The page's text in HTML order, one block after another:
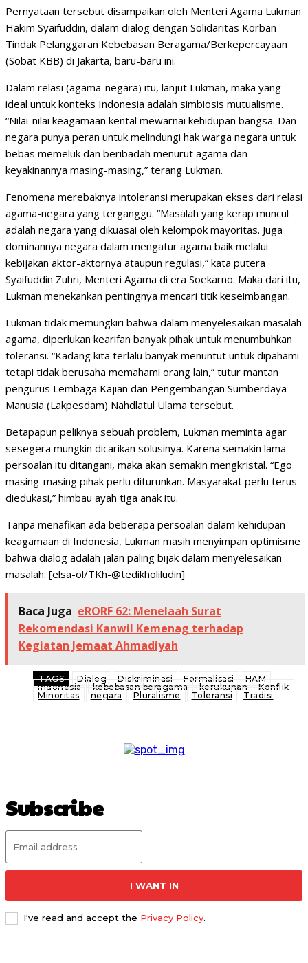
Pernyataan tersebut disampaikan oleh Menteri Agama Lukman
Hakim Syaifuddin, dalam dialog dengan Solidaritas Korban
Tindak Pelanggaran Kebebasan Beragama/Berkepercayaan
(Sobat KBB) di Jakarta, baru-baru ini.
Dalam relasi (agama-negara) itu, lanjut Lukman, maka yang
ideal untuk konteks Indonesia adalah simbiosis mutualisme.
“Nilai-nilai keagamaan kental mewarnai kehidupan bangsa. Dan
negara punya peran untuk melindungi hak warga negara untuk
bebas memeluk dan beribadah menurut agama dan
keyakinannya masing-masing,” terang Lukman.
Fenomena merebaknya intoleransi merupakan ekses dari relasi
agama-negara yang terganggu. “Masalah yang kerap muncul
adalah negara yang dikuasai oleh kelompok mayoritas. Juga
dominannya negara dalam mengatur agama baik melalui
kebijakan aktor-aktornya ataupun regulasi,” kata putera
Syaifuddin Zuhri, Menteri Agama di era Soekarno. Maka dari itu,
Lukman menekankan pentingnya mencari titik keseimbangan.
Lukman tidak memungkiri bahwa dalam menyelesaikan masalah
agama, diperlukan kearifan banyak pihak untuk menumbuhkan
toleransi. “Kadang kita terlalu banyak menuntut untuk dipahami
tetapi tidak berusaha memahami orang lain,” tutur mantan
pengurus Lembaga Kajian dan Pengembangan Sumberdaya
Manusia (Lakpesdam) Nahdlatul Ulama tersebut.
Betapapun peliknya sebuah problem, Lukman meminta agar
sesegera mungkin dicarikan solusinya. Karena semakin lama
persoalan itu ditangani, maka akan semakin mengkristal. “Ego
masing-masing pihak perlu diturunkan. Masyarakat perlu terus
diedukasi,” himbau ayah tiga anak itu.
Tanpa menafikan ada beberapa persoalan dalam kehidupan
keagamaan di Indonesia, Lukman masih menyimpan optimisme
bahwa dialog adalah jalan paling bijak dalam menyelesaikan
masalah. [elsa-ol/TKh-@tedikholiludin]
Baca Juga eRORF 62: Menelaah Surat
Rekomendasi Kanwil Kemenag terhadap
Kegiatan Jemaat Ahmadiyah
TAGS Dialog Diskriminasi Formalisasi
HAM
Indonesia
kebebasan beragama kerukunan
Konflik
Minoritas
negara Pluralisme Toleransi Tradisi
Subscribe
I WANT IN
I've read and accept the Privacy Policy.